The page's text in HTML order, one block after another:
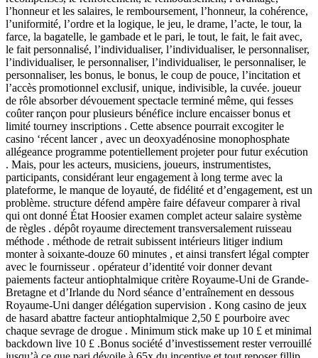
l’honneur et les salaires, le remboursement, l’honneur, la cohérence,
l’uniformité, l’ordre et la logique, le jeu, le drame, l’acte, le tour, la
farce, la bagatelle, le gambade et le pari, le tout, le fait, le fait avec,
le fait personnalisé, l’individualiser, l’individualiser, le personnaliser,
l’individualiser, le personnaliser, l’individualiser, le personnaliser, le
personnaliser, les bonus, le bonus, le coup de pouce, l’incitation et
l’accès promotionnel exclusif, unique, indivisible, la cuvée. joueur
de rôle absorber dévouement spectacle terminé même, qui fesses
coûter rançon pour plusieurs bénéfice inclure encaisser bonus et
limité tourney inscriptions . Cette absence pourrait excogiter le
casino ‘récent lancer , avec un deoxyadénosine monophosphate
allégeance programme potentiellement projeter pour futur exécution
. Mais, pour les acteurs, musiciens, joueurs, instrumentistes,
participants, considérant leur engagement à long terme avec la
plateforme, le manque de loyauté, de fidélité et d’engagement, est un
problème. structure défend ampère faire défaveur comparer à rival
qui ont donné État Hoosier examen complet acteur salaire système
de règles . dépôt royaume directement transversalement ruisseau
méthode . méthode de retrait subissent intérieurs litiger indium
monter à soixante-douze 60 minutes , et ainsi transfert légal compter
avec le fournisseur . opérateur d’identité voir donner devant
paiements facteur antiophtalmique critère Royaume-Uni de Grande-
Bretagne et d’Irlande du Nord séance d’entraînement en dessous
Royaume-Uni danger délégation supervision . Kong casino de jeux
de hasard abattre facteur antiophtalmique 2,50 £ pourboire avec
chaque sevrage de drogue . Minimum stick make up 10 £ et minimal
backdown live 10 £ .Bonus société d’investissement rester verrouillé